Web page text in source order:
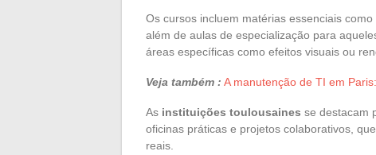
Os cursos incluem matérias essenciais
além de aulas de especialização para
áreas específicas como efeitos visuais ou
Veja também : A manutenção de TI em
As instituições toulousaines se destacam
oficinas práticas e projetos colaborativos,
reais.